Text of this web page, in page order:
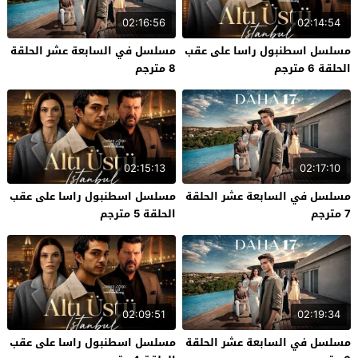
02:14:54
مسلسل اسطنبول راسا على عقب
الحلقة 6 مترجم
02:16:56
مسلسل في السابعة عشر الحلقة
8 مترجم
02:17:10
مسلسل في السابعة عشر الحلقة
7 مترجم
02:15:13
مسلسل اسطنبول راسا على عقب
الحلقة 5 مترجم
02:19:34
مسلسل في السابعة عشر الحلقة
02:09:51
مسلسل اسطنبول راسا على عقب